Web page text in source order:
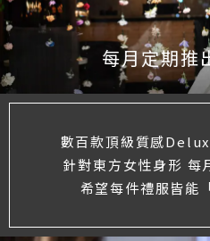
每月定期推
數百款頂級質感
針對東方女性身形 每
希望每件禮服皆能